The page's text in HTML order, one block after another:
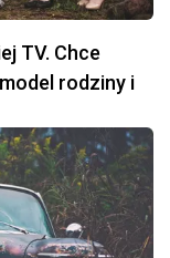
TV. Chce
rodziny i